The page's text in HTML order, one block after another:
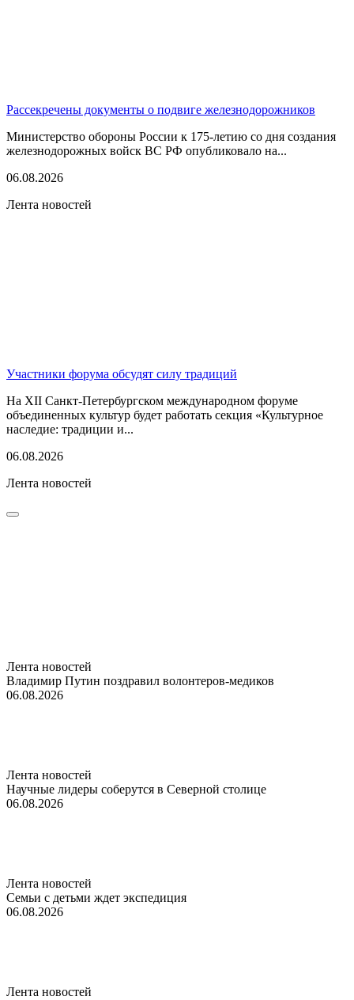
Рассекречены документы о подвиге железнодорожников
Министерство обороны России к 175-летию со дня создания
железнодорожных войск ВС РФ опубликовало на...
06.08.2026
Лента новостей
Участники форума обсудят силу традиций
На XII Санкт-Петербургском международном форуме
объединенных культур будет работать секция «Культурное
наследие: традиции и...
06.08.2026
Лента новостей
Лента новостей
Владимир Путин поздравил волонтеров-медиков
06.08.2026
Лента новостей
Научные лидеры соберутся в Северной столице
06.08.2026
Лента новостей
Семьи с детьми ждет экспедиция
06.08.2026
Лента новостей